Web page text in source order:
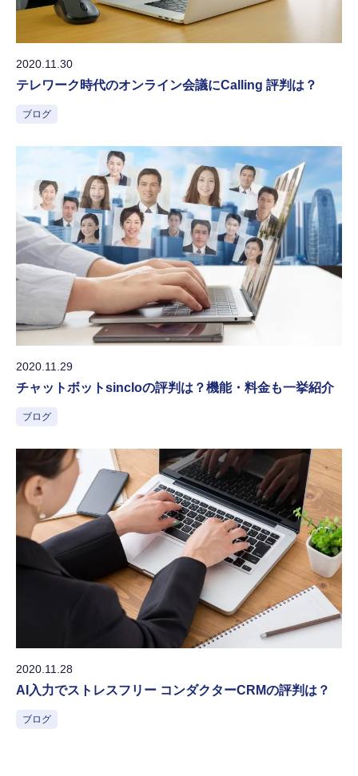
2020.11.30
テレワーク時代のオンライン会議にCalling 評判は？
ブログ
2020.11.29
チャットボットsincloの評判は？機能・料金も一挙紹介
ブログ
2020.11.28
AI入力でストレスフリー コンダクターCRMの評判は？
ブログ